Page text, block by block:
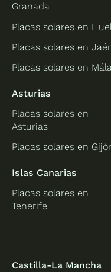
Granada
Placas solares en
Placas solares en
Placas solares en
Asturias
Placas solares en
Asturias
Placas solares en
Islas Canarias
Placas solares en
Tenerife
Castilla-La Mancha